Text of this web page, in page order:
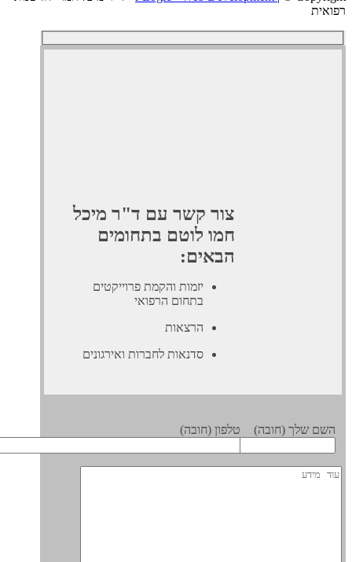
צור קשר עם ד"ר מיכל
חמו לוטם בתחומים
הבאים:
יזמות והקמת פרוייקטים
בתחום הרפואי
הרצאות
סדנאות לחברות ואירגונים
שלך (חובה) טלפון (חובה)